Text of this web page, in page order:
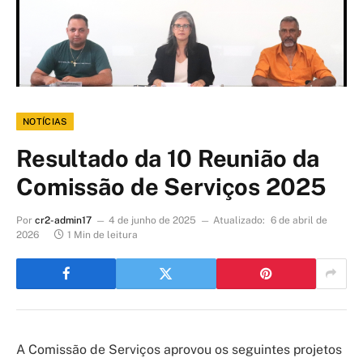
NOTÍCIAS
Resultado da 10 Reunião da
Comissão de Serviços 2025
Por cr2-admin17 4 de junho de 2025 Atualizado: 6 de abril de
2026
1 Min de leitura
A Comissão de Serviços aprovou os seguintes projetos